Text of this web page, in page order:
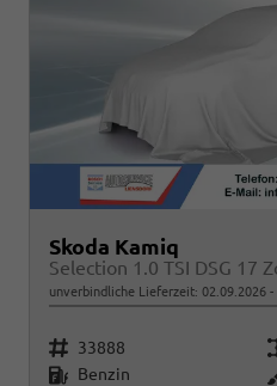
Skoda Kamiq
unverbindliche Lieferzeit: 02.09.2026
Fahrzeugnr. 33888
Kraftstoff Benzin